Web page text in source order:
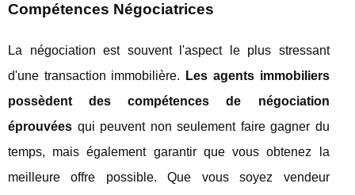
Compétences Négociatrices
La négociation est souvent l'aspect le plus stressant
d'une transaction immobilière.
Les agents immobiliers
possèdent des compétences de négociation
éprouvées qui peuvent non seulement faire gagner du
temps, mais également garantir que vous obtenez la
meilleure offre possible. Que vous soyez vendeur